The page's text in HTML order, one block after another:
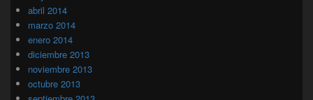
abril 2014
marzo 2014
enero 2014
diciembre 2013
noviembre 2013
octubre 2013